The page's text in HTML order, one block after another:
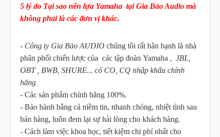
5 lý do Tại sao nên lựa Yamaha tại Gia Bảo Audio mà
không phải là các đơn vị khác.
- Công ty Gia Bảo AUDIO chúng tôi rất hân hạnh là nhà
phân phối chiến lược của các tập đoàn Yamaha , JBL,
OBT , BWB, SHURE... có CO, CQ nhập khẩu chính
hãng
- Các sản phẩm chính hãng 100%.
- Bảo hành bằng cả niềm tin, nhanh chóng, nhiệt tình sau
bán hàng, luôn đem lại sự hài lòng cho khách hàng.
- Cách làm việc khoa học, tiết kiệm chi phí nhất cho